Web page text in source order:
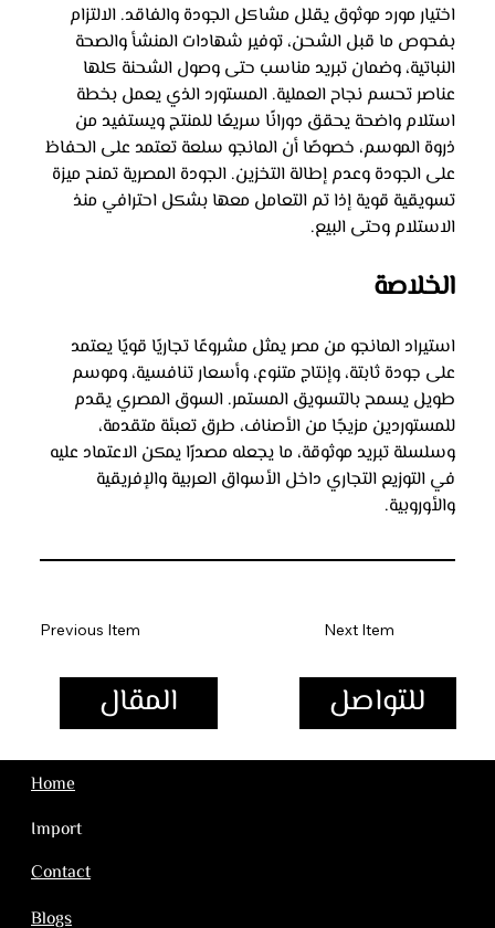
اختيار مورد موثوق يقلل مشاكل الجودة والفاقد. الالتزام
بفحوص ما قبل الشحن، توفير شهادات المنشأ والصحة
النباتية، وضمان تبريد مناسب حتى وصول الشحنة كلها
عناصر تحسم نجاح العملية. المستورد الذي يعمل بخطة
استلام واضحة يحقق دورانًا سريعًا للمنتج ويستفيد من
ذروة الموسم، خصوصًا أن المانجو سلعة تعتمد على الحفاظ
على الجودة وعدم إطالة التخزين. الجودة المصرية تمنح ميزة
تسويقية قوية إذا تم التعامل معها بشكل احترافي منذ
الاستلام وحتى البيع.
الخلاصة
استيراد المانجو من مصر يمثل مشروعًا تجاريًا قويًا يعتمد
على جودة ثابتة، وإنتاج متنوع، وأسعار تنافسية، وموسم
طويل يسمح بالتسويق المستمر. السوق المصري يقدم
للمستوردين مزيجًا من الأصناف، طرق تعبئة متقدمة،
وسلسلة تبريد موثوقة، ما يجعله مصدرًا يمكن الاعتماد عليه
في التوزيع التجاري داخل الأسواق العربية والإفريقية
والأوروبية.
المقال للتواصل
Next Item
Previous Item
Home
Import
Contact
Blogs